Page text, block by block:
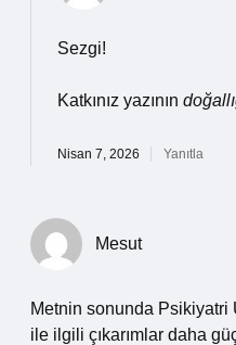
Sezgi!
Katkınız yazının
Nisan 7, 2026 Yanıtla
Mesut
Metnin sonunda Psikiyatri
ile ilgili çıkarımlar daha